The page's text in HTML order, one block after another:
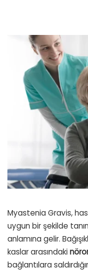
Myastenia Gravis,
uygun bir şekilde
anlamına gelir.
kaslar arasındaki
bağlantılara